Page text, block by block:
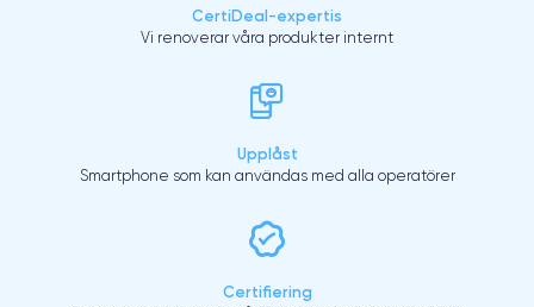
CertiDeal-expertis
Vi renoverar våra produkter internt
Upplåst
Smartphone som kan användas med alla operatörer
Certifiering